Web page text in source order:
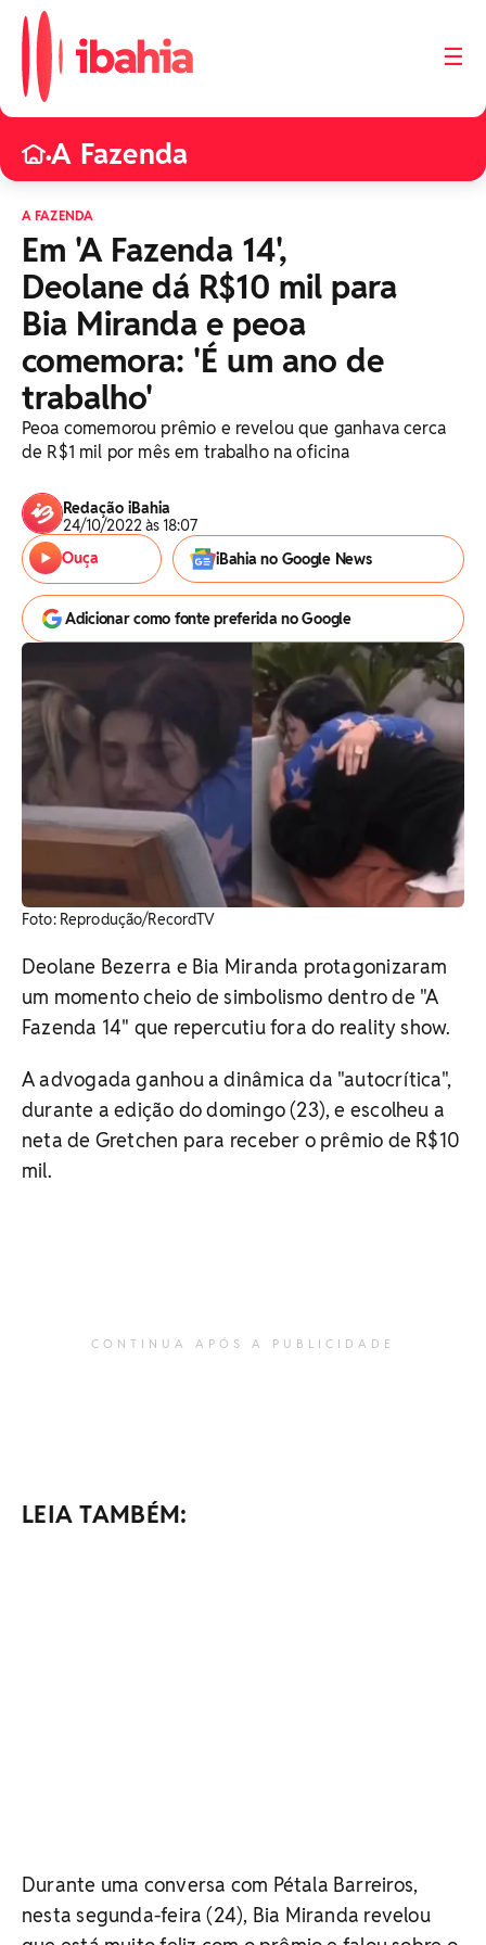
☰
•A Fazenda
A FAZENDA
Em 'A Fazenda 14',
Deolane dá R$10 mil para
Bia Miranda e peoa
comemora: 'É um ano de
trabalho'
Peoa comemorou prêmio e revelou que ganhava cerca
de R$1 mil por mês em trabalho na oficina
Redação iBahia
24/10/2022 às 18:07
Ouça
iBahia no Google News
Adicionar como fonte preferida no Google
Foto: Reprodução/RecordTV
Deolane Bezerra e Bia Miranda protagonizaram
um momento cheio de simbolismo dentro de "A
Fazenda 14" que repercutiu fora do reality show.
A advogada ganhou a dinâmica da "autocrítica",
durante a edição do domingo (23), e escolheu a
neta de Gretchen para receber o prêmio de R$10
mil.
CONTINUA APÓS A PUBLICIDADE
LEIA TAMBÉM:
Durante uma conversa com Pétala Barreiros,
nesta segunda-feira (24), Bia Miranda revelou